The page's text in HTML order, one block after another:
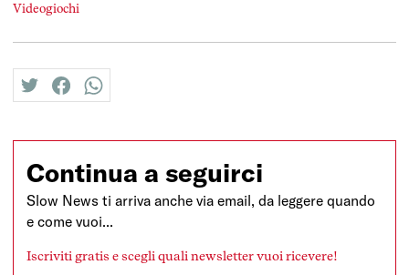
Videogiochi
twitterfacebookwhatsapp
Continua a seguirci
Slow News ti arriva anche via email, da leggere quando
e come vuoi...
Iscriviti gratis e scegli quali newsletter vuoi ricevere!